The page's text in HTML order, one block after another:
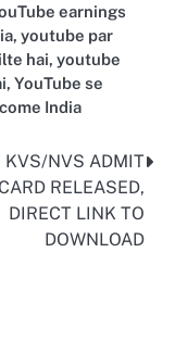
earnings
, youtube par
hai, youtube
, YouTube se
India
KVS/NVS ADMIT
CARD RELEASED,
DIRECT LINK TO
DOWNLOAD